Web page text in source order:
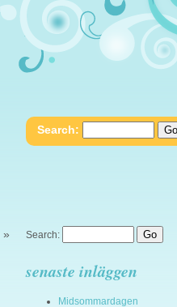
Search:
» Search:
senaste inläggen
Midsommardagen